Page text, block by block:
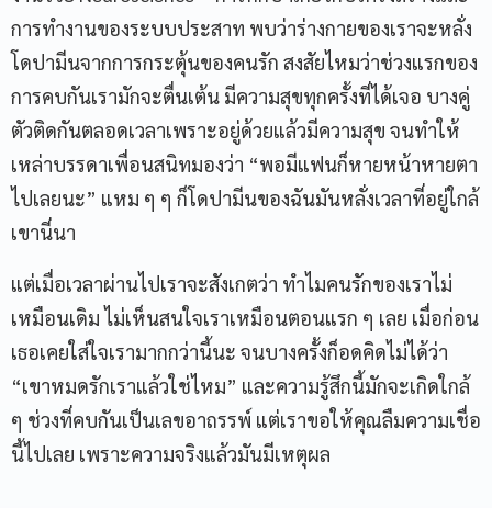
การทำงานของระบบประสาท พบว่าร่างกายของเราจะหลั่ง
โดปามีนจากการกระตุ้นของคนรัก สงสัยไหมว่าช่วงแรกของ
การคบกันเรามักจะตื่นเต้น มีความสุขทุกครั้งที่ได้เจอ บางคู่
ตัวติดกันตลอดเวลาเพราะอยู่ด้วยแล้วมีความสุข จนทำให้
เหล่าบรรดาเพื่อนสนิทมองว่า “พอมีแฟนก็หายหน้าหายตา
ไปเลยนะ” แหม ๆ ๆ ก็โดปามีนของฉันมันหลั่งเวลาที่อยู่ใกล้
เขานี่นา
แต่เมื่อเวลาผ่านไปเราจะสังเกตว่า ทำไมคนรักของเราไม่
เหมือนเดิม ไม่เห็นสนใจเราเหมือนตอนแรก ๆ เลย เมื่อก่อน
เธอเคยใส่ใจเรามากกว่านี้นะ จนบางครั้งก็อดคิดไม่ได้ว่า
“เขาหมดรักเราแล้วใช่ไหม” และความรู้สึกนี้มักจะเกิดใกล้
ๆ ช่วงที่คบกันเป็นเลขอาถรรพ์ แต่เราขอให้คุณลืมความเชื่อ
นี้ไปเลย เพราะความจริงแล้วมันมีเหตุผล